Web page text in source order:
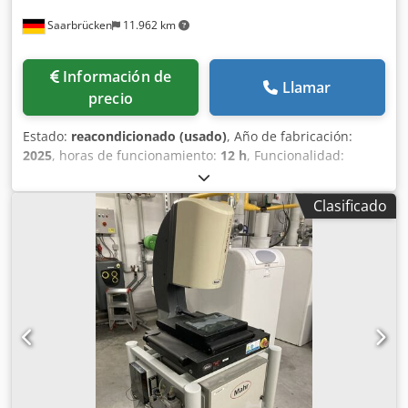
Saarbrücken 11.962 km
Información de
precio
Llamar
Estado: reacondicionado (usado), Año de fabricación:
2025, horas de funcionamiento: 12 h, Funcionalidad:
, rango de medición Eje X:
rango de medición Eje Y:200 mm, rango de medición eje
, peso de la pieza (máx.):15 kg, duración de la
12 meses , altura total: 1.700 mm, tipo de
corriente de entrada:
Aire acondicionado, ancho total:
, longitud total:900 mm , peso total:300 kg
230 V, carga de la mesa: 15 kg
, año de la última
2025, temperatura ambiente (máx.): 30 °C
temperatura ambiente (mín.):12 °C, peso máximo de la
carga:
20 kg, Equipamiento: documentación / manual,
iluminación, placa de características disponible
de medición de coordenadas multisensor Mahr MS222
completamente renovada y modernizada de fábrica con
Clasificado